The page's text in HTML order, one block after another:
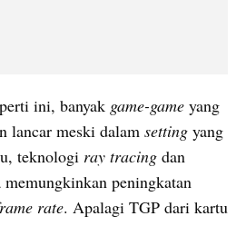
ini, banyak game-game yang
lancar meski dalam setting yang
teknologi ray tracing dan
peningkatan
rate. Apalagi TGP dari kartu